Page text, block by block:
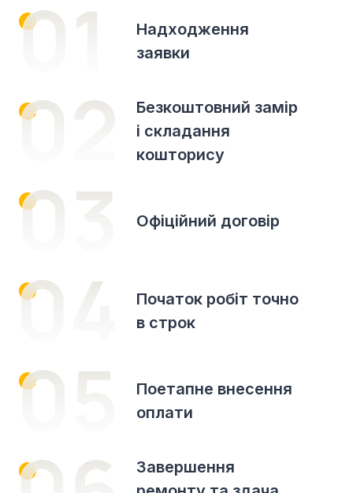
Надходження
заявки
Безкоштовний замір
і складання
кошторису
Офіційний договір
Початок робіт точно
в строк
Поетапне внесення
оплати
Завершення